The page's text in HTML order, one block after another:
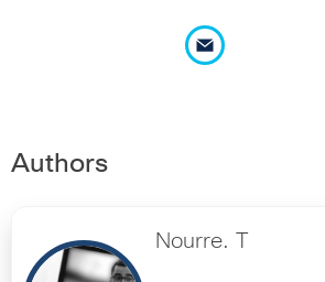
Authors
Nourre. T